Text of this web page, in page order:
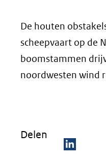
De houten
scheepvaart op de
boomstammen
noordwesten wind
Delen